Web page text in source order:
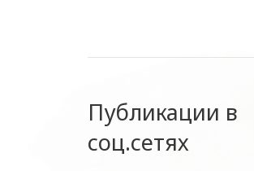
Публикации в
соц.сетях